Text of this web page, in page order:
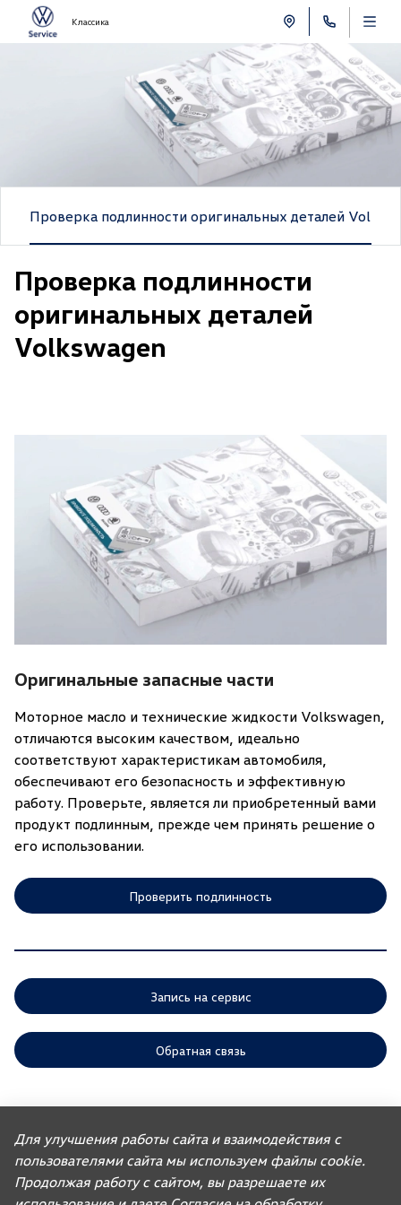
Классика
Проверка подлинности оригинальных деталей
Проверка подлинности
оригинальных деталей
Volkswagen
Оригинальные запасные части
Моторное масло и технические жидкости Volkswagen,
отличаются высоким качеством, идеально
соответствуют характеристикам автомобиля,
обеспечивают его безопасность и эффективную
работу. Проверьте, является ли приобретенный вами
продукт подлинным, прежде чем принять решение о
его использовании.
Проверить подлинность
Запись на сервис
Обратная связь
предусмотренных законодательством РФ, по удовлетворению
требований покупателей автомобилей, ранее изготовленных или
импортированных ООО «ФОЛЬКСВАГЕН Груп Рус». Учитывая это, ООО
«АГР» не несет ответственности за качество автомобилей,
импортированных с других рынков третьими лицами, а также за их
соответствие установленным в Российской Федерации обязательным
Для улучшения работы сайта и взаимодействия с
пользователями сайта мы используем файлы cookie.
Продолжая работу с сайтом, вы разрешаете их